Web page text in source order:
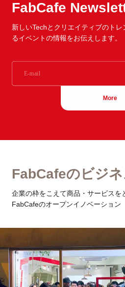
FabCafe
新しいTechとクリエイティブのトレ
るイベントの情報をお伝えします。
More
FabCafeのビジ
企業の枠をこえて商品・サービスを
FabCafeのオープンイノベーション